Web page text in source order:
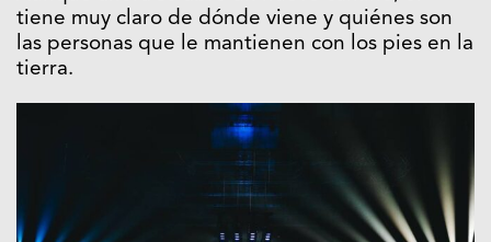
Aunque ahora se abre un nuevo camino, él
tiene muy claro de dónde viene y quiénes son
las personas que le mantienen con los pies en la
tierra.